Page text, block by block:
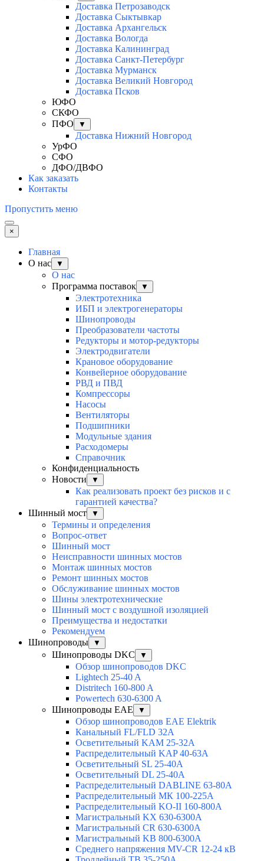
Доставка Петрозаводск
Доставка Сыктывкар
Доставка Архангельск
Доставка Вологда
Доставка Калининград
Доставка Санкт-Петербург
Доставка Мурманск
Доставка Великий Новгород
Доставка Псков
ЮФО
СКФО
ПФО
▼
Доставка Нижний Новгород
УрФО
СФО
ДФО/ДВФО
Как заказать
Контакты
Пропустить меню
×
Главная
О нас
▼
О нас
Программа поставок
▼
Электротехника
ИБП и электрогенераторы
Шинопроводы
Преобразователи частоты
Редукторы и мотор-редукторы
Электродвигатели
Крановое оборудование
Конвейерное оборудование
РВД и ПВД
Компрессоры
Насосы
Вентиляторы
Подшипники
Модульные здания
Расходомеры
Справочник
Конфиденциальность
Новости
▼
Как реализовать проект без рисков и с
гарантией качества?
Шинный мост
▼
Термины и определения
Вопрос-ответ
Шинный мост
Неисправности шинных мостов
Монтаж шинных мостов
Ремонт шинных мостов
Обслуживание шинных мостов
Шины электротехнические
Шинный мост с воздушной изоляцией
Преимущества и недостатки
Рекомендуем
Шинопроводы
▼
Шинопроводы DKC ▼
Обзор шинопроводов DKC
Lightech 25-40 A
Distritech 160-800 A
Powertech 630-6300 A
Шинопроводы EAE
▼
Обзор шинопроводов EAE Elektrik
Канальный FL/FLD 32A
Осветительный KAM 25-32А
Распределительный KAP 40-63A
Осветительный SL 25-40А
Осветительный DL 25-40А
Распределительный DABLINE 63-80A
Распределительный МК 100-225А
Распределительный KO-II 160-800А
Магистральный KX 630-6300А
Магистральный CR 630-6300А
Магистральный KB 800-6300А
Среднего напряжения MV-CR 12-24 кВ